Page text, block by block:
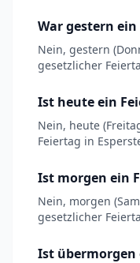
War gestern
Nein, gestern
gesetzlicher
Ist heute ein
Nein, heute
Feiertag in
Ist morgen ein
Nein, morgen
gesetzlicher
Ist übermorgen